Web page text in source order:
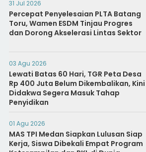
31 Jul 2026
Percepat Penyelesaian PLTA Batang
Toru, Wamen ESDM Tinjau Progres
dan Dorong Akselerasi Lintas Sektor
03 Agu 2026
Lewati Batas 60 Hari, TGR Peta Desa
Rp 400 Juta Belum Dikembalikan, Kini
Didakwa Segera Masuk Tahap
Penyidikan
01 Agu 2026
MAS TPI Medan Siapkan Lulusan Siap
Kerja, Siswa Dibekali Empat Program